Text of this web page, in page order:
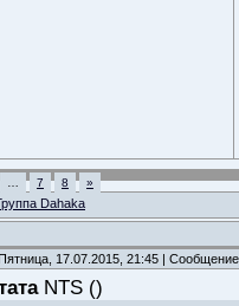
7 8 »
Dahaka
17.07.2015, 21:45 |
NTS ()